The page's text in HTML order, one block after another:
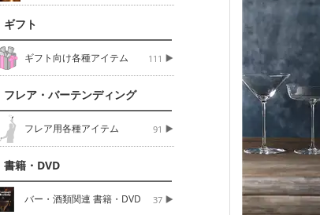
ギフト
ギフト向け各種アイテム 111
フレア・バーテンディング
フレア用各種アイテム 91
書籍・DVD
バー・酒類関連 書籍・DVD 37